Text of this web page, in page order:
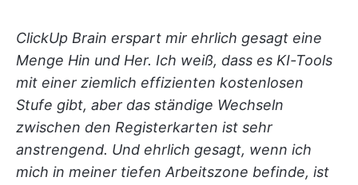
ClickUp Brain erspart mir ehrlich gesagt eine
Menge Hin und Her. Ich weiß, dass es KI-Tools
mit einer ziemlich effizienten kostenlosen
Stufe gibt, aber das ständige Wechseln
zwischen den Registerkarten ist sehr
anstrengend. Und ehrlich gesagt, wenn ich
mich in meiner tiefen Arbeitszone befinde, ist